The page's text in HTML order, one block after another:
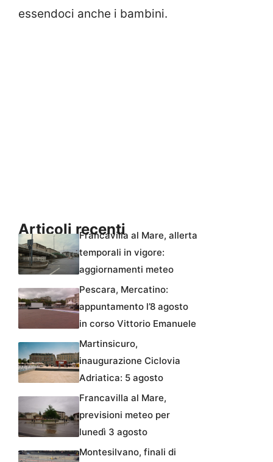
essendoci anche i bambini.
Articoli recentiFrancavilla al Mare, allerta
temporali in vigore:
aggiornamenti meteo
Pescara, Mercatino:
appuntamento l’8 agosto
in corso Vittorio Emanuele
Martinsicuro,
inaugurazione Ciclovia
Adriatica: 5 agosto
Francavilla al Mare,
previsioni meteo per
lunedì 3 agosto
Montesilvano, finali di